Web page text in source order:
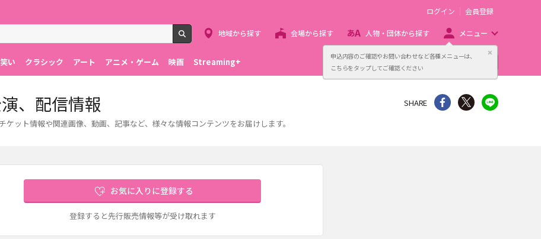
申込内容のご確認やお問い合わせなど各種メニューは、
こちらをタップしてご確認ください
閉じる
検索
ログイン 会員登録
地域から探す 会場から探す 人物・団体から探す メニュー
い クラシック アート アニメ・ゲーム 映画 Streaming+ 主催者向け販売サービス
、配信情報
ット情報や関連画像、動画、記事など、様々な情報コンテンツをお届けします。
SHARE シェア Twitter
お気に入りに登録する
登録すると先行販売情報等が受け取れます